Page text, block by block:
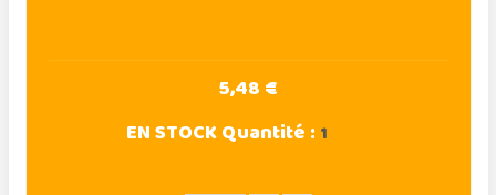
5,48 €
EN STOCKQuantité : 1